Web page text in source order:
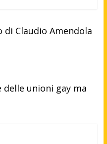
di Claudio Amendola
delle unioni gay ma